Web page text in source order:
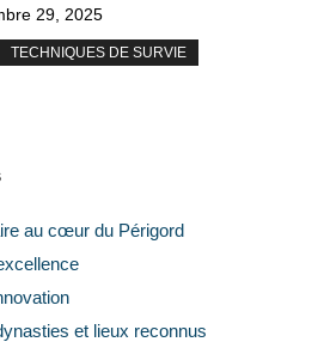
29, 2025
TECHNIQUES DE SURVIE
au cœur du Périgord
et lieux reconnus